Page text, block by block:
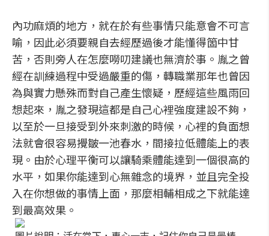
內功麻煩的地方，就在於有些事情只能意會不可言
喻，因此必須要親自去經歷過後才能懂得箇中甘
苦，否則旁人在怎麼嘮叨建議也無濟於事。胤之曾
經在訓練過程中受過嚴重的傷，轉職業那年也曾因
為與實力懸殊而對自己產生懷疑，歷經這些風雨回
想起來，胤之發現這都是自己心裡強度建設不夠，
以至於一旦接受到外來刺激的時候，心裡的負面想
法就會很容易攪皺一池春水，間接拉低體能上的表
現。由於心理平衡可以讓騎乘體能達到一個很高的
水平，如果你能達到心無雜念的境界，並且完全投
入在你想做的事情上面，那麼相輔相成之下就能達
到最高效果。